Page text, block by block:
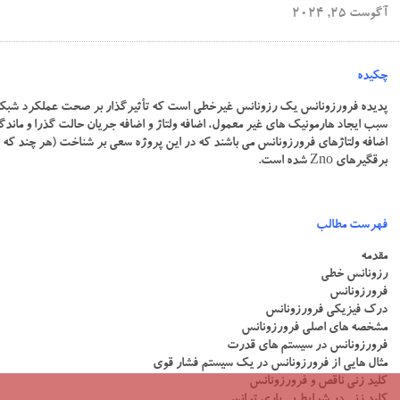
آگوست 25, 2024
چکیده
پدیده فرورزونانس یک رزونانس غیرخطی است که تأثیرگذار بر صحت عملکرد
سبب ایجاد هارمونیک های غیر معمول، اضافه ولتاژ و اضافه جریان حالت گذرا و
اضافه ولتاژهای فرورزونانس می باشند که در این پروژه سعی بر شناخت (هر چند که
برقگیرهای Zno شده است.
فهرست مطالب
مقدمه
رزونانس خطی
فرورزونانس
درک فیزیکی فرورزونانس
مشخصه های اصلی فرورزونانس
فرورزونانس در سیستم های قدرت
مثال هایی از فرورزونانس در یک سیستم فشار قوی
کلید زنی ناقص و فرورزونانس